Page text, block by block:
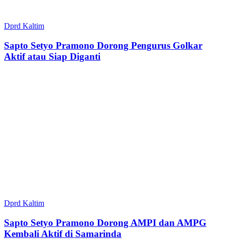
Dprd Kaltim
Sapto Setyo Pramono Dorong Pengurus Golkar
Aktif atau Siap Diganti
Dprd Kaltim
Sapto Setyo Pramono Dorong AMPI dan AMPG
Kembali Aktif di Samarinda